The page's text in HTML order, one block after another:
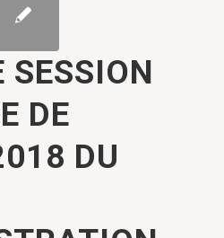
SESSION
DE
DU